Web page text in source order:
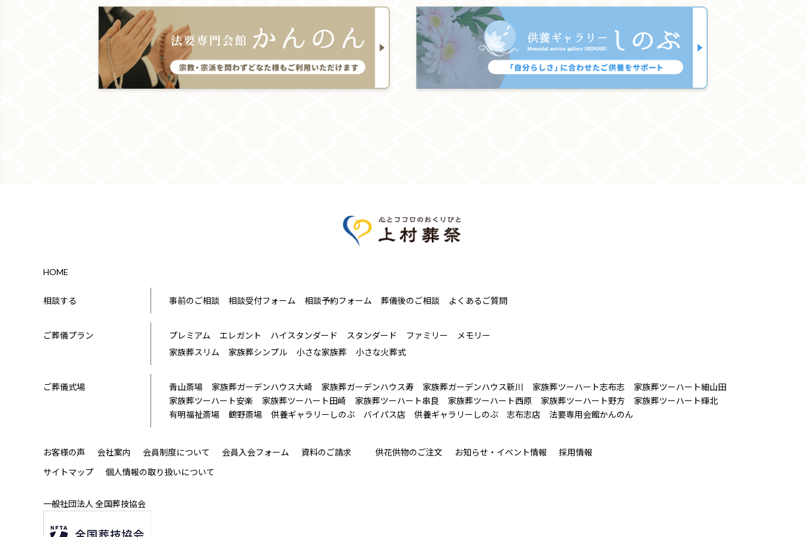
HOME
相談する 事前のご相談 相談受付フォーム 相談予約フォーム 葬儀後のご相談 よくあるご質問
ご葬儀プラン プレミアム エレガント ハイスタンダード スタンダード ファミリー
メモリー
家族葬スリム
家族葬シンプル 小さな家族葬 小さな火葬式
ご葬儀式場 青山斎場 家族葬ガーデンハウス大崎 家族葬ガーデンハウス寿 家族葬ガーデンハウス新川 家族葬ツーハート志布志
家族葬ツーハート細山田
家族葬ツーハート安楽
家族葬ツーハート田崎 家族葬ツーハート串良 家族葬ツーハート西原 家族葬ツーハート野方
家族葬ツーハート輝北
有明福祉斎場
鶴野斎場 供養ギャラリーしのぶ バイパス店 供養ギャラリーしのぶ 志布志店 法要専用会館かんのん
お客様の声 会社案内 会員制度について 会員入会フォーム 資料のご請求 供花供物のご注文 お知らせ・イベント情報
採用情報
サイトマップ
個人情報の取り扱いについて
一般社団法人 全国葬技協会